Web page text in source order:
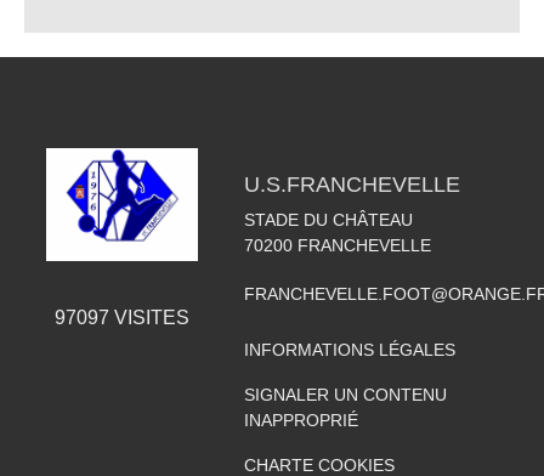
97097 VISITES
U.S.FRANCHEVELLE
STADE DU CHÂTEAU
70200 FRANCHEVELLE
INFORMATIONS LÉGALES
SIGNALER UN CONTENU
INAPPROPRIÉ
CHARTE COOKIES